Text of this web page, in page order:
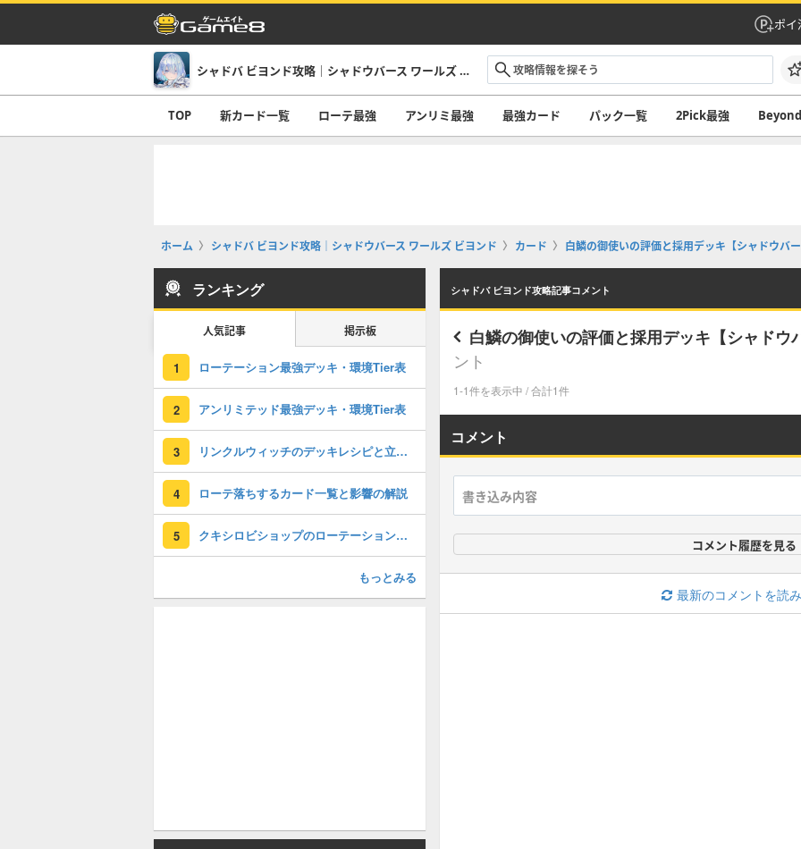
ポイ
シャドバ ビヨンド攻略｜シャドウバース ワールズ ビヨンド
TOP 新カード一覧 ローテ最強 アンリミ最強 最強カード パック一覧 2Pick最強
ホーム シャドバ ビヨンド攻略｜シャドウバース ワールズ ビヨンド カード 白鱗の御使いの評価と採用デッキ【シャドウバー
シャドバ ビヨンド攻略記事コメント
白鱗の御使いの評価と採用デッキ【シャドウ
ント
1-1件を表示中 / 合計1件
コメント
コメント履歴を見る
最新のコメントを読
ランキング
人気記事 掲示板
1 ローテーション最強デッキ・環境Tier表
2 アンリミテッド最強デッキ・環境Tier表
3 リンクルウィッチのデッキレシピと立ち回り
4 ローテ落ちするカード一覧と影響の解説
5 クキシロビショップのローテーションデッキレシピとマリガン・対策
もっとみる